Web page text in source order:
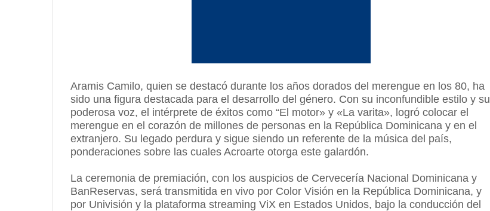
Aramis Camilo, quien se destacó durante los años dorados del merengue en los 80, ha
sido una figura destacada para el desarrollo del género. Con su inconfundible estilo y su
poderosa voz, el intérprete de éxitos como “El motor» y «La varita», logró colocar el
merengue en el corazón de millones de personas en la República Dominicana y en el
extranjero. Su legado perdura y sigue siendo un referente de la música del país,
ponderaciones sobre las cuales Acroarte otorga este galardón.
La ceremonia de premiación, con los auspicios de Cervecería Nacional Dominicana y
BanReservas, será transmitida en vivo por Color Visión en la República Dominicana, y
por Univisión y la plataforma streaming ViX en Estados Unidos, bajo la conducción del